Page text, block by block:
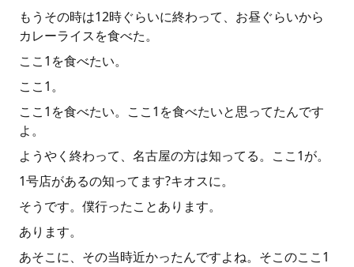
もうその時は12時ぐらいに終わって、お昼ぐらいから
カレーライスを食べた。
ここ1を食べたい。
ここ1。
ここ1を食べたい。ここ1を食べたいと思ってたんです
よ。
ようやく終わって、名古屋の方は知ってる。ここ1が。
1号店があるの知ってます?キオスに。
そうです。僕行ったことあります。
あります。
あそこに、その当時近かったんですよね。そこのここ1